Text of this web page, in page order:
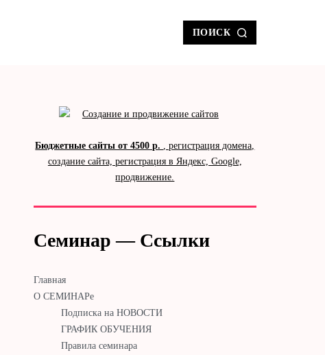
ПОИСК
Бюджетные сайты от 4500 р. , регистрация домена,
создание сайта, регистрация в Яндекс, Google,
продвижение.
Семинар — Ссылки
Главная
О СЕМИНАРе
Подписка на НОВОСТИ
ГРАФИК ОБУЧЕНИЯ
Правила семинара